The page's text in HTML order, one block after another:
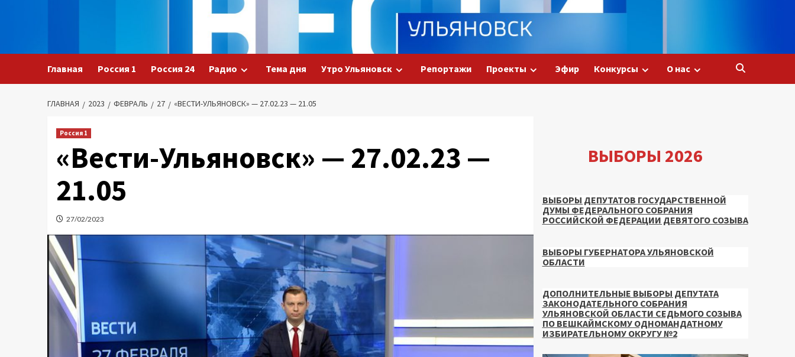
Главная Россия 1 Россия 24 Радио Тема дня Утро Ульяновск Репортажи Проекты Эфир Конкурсы О нас
ГЛАВНАЯ 2023 ФЕВРАЛЬ 27 «ВЕСТИ-УЛЬЯНОВСК» — 27.02.23 — 21.05
Россия 1
«Вести-Ульяновск» — 27.02.23 —
21.05
27/02/2023
ВЫБОРЫ 2026
ВЫБОРЫ ДЕПУТАТОВ ГОСУДАРСТВЕННОЙ
ДУМЫ ФЕДЕРАЛЬНОГО СОБРАНИЯ
РОССИЙСКОЙ ФЕДЕРАЦИИ ДЕВЯТОГО СОЗЫВА
ВЫБОРЫ ГУБЕРНАТОРА УЛЬЯНОВСКОЙ
ОБЛАСТИ
ДОПОЛНИТЕЛЬНЫЕ ВЫБОРЫ ДЕПУТАТА
ЗАКОНОДАТЕЛЬНОГО СОБРАНИЯ
УЛЬЯНОВСКОЙ ОБЛАСТИ СЕДЬМОГО СОЗЫВА
ПО ВЕШКАЙМСКОМУ ОДНОМАНДАТНОМУ
ИЗБИРАТЕЛЬНОМУ ОКРУГУ №2